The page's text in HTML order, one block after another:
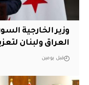
وزير الخارجية
العراق ولبنان
قبل يومين